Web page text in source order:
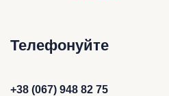
Телефонуйте
+38 (067) 948 82 75